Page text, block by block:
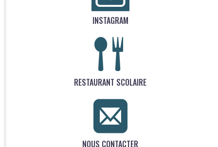
INSTAGRAM
RESTAURANT SCOLAIRE
NOUS CONTACTER